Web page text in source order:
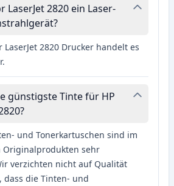
LaserJet 2820 ein Laser-
LaserJet 2820 Drucker handelt es
günstigste Tinte für HP
und Tonerkartuschen sind im
Originalprodukten sehr
verzichten nicht auf Qualität
die Tinten- und